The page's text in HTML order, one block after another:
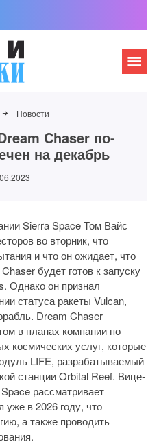
Новости
Chaser по-
на декабрь
Sierra Space Том Вайс
во вторник, что
и что он ожидает, что
будет готов к запуску
Однако он признал
статуса ракеты Vulcan,
Dream Chaser
в планах компании по
космических услуг, которые
LIFE, разрабатываемый
станции Orbital Reef. Вице-
рассматривает
уже в 2026 году, что
а также проводить